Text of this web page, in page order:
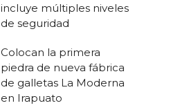
incluye múltiples niveles
de seguridad
Colocan la primera
piedra de nueva fábrica
de galletas La Moderna
en Irapuato